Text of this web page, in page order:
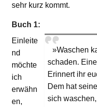
sehr kurz kommt.
Buch 1:
»Waschen
schaden.
Erinnert ihr
Dem hat
sich
Einleite
nd
möchte
ich
erwähn
en,